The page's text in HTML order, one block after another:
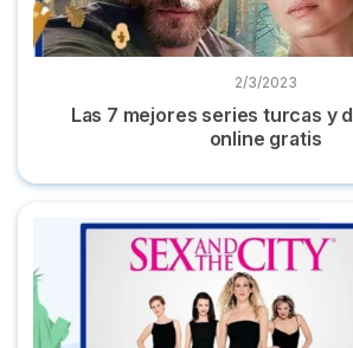
2/3/2023
Las 7 mejores series turcas y
online gratis
Dónde ver 'Sexo en Nueva York' online